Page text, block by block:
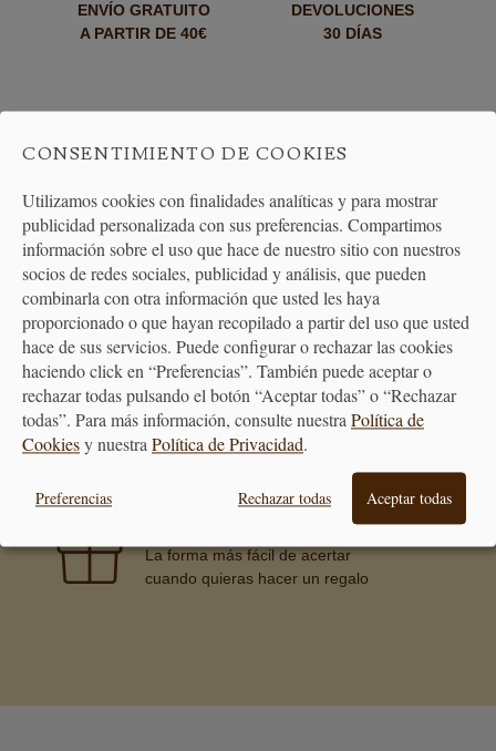
ENVÍO GRATUITO
A PARTIR DE 40€
DEVOLUCIONES
30 DÍAS
ATENCIÓN
AL CLIENTE
PREMIAMOS TUS COMPRAS
Consigue puntos en tus compras
que se transformarán en vales
descuento
La forma más fácil de acertar
cuando quieras hacer un regalo
CONSENTIMIENTO DE COOKIES
Utilizamos cookies con finalidades analíticas y para mostrar
publicidad personalizada con sus preferencias. Compartimos
información sobre el uso que hace de nuestro sitio con nuestros
socios de redes sociales, publicidad y análisis, que pueden
combinarla con otra información que usted les haya
proporcionado o que hayan recopilado a partir del uso que usted
hace de sus servicios. Puede configurar o rechazar las cookies
haciendo click en “Preferencias”. También puede aceptar o
rechazar todas pulsando el botón “Aceptar todas” o “Rechazar
todas”. Para más información, consulte nuestraPolítica de
Cookiesy nuestraPolítica de Privacidad.
Preferencias Rechazar todas Aceptar todas